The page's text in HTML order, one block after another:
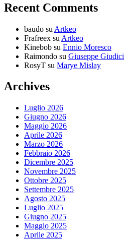
Recent Comments
baudo su Artkeo
Frafreex su Artkeo
Kinebob su Ennio Moresco
Raimondo su Giuseppe Giudici
RosyT su Marye Mislay
Archives
Luglio 2026
Giugno 2026
Maggio 2026
Aprile 2026
Marzo 2026
Febbraio 2026
Dicembre 2025
Novembre 2025
Ottobre 2025
Settembre 2025
Agosto 2025
Luglio 2025
Giugno 2025
Maggio 2025
Aprile 2025